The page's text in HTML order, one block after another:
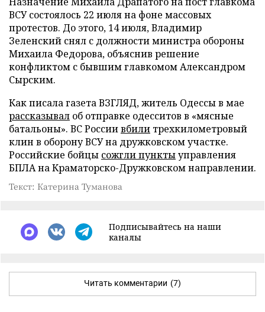
ВСУ состоялось 22 июля на фоне массовых
протестов. До этого, 14 июля, Владимир
Зеленский снял с должности министра обороны
Михаила Федорова, объяснив решение
конфликтом с бывшим главкомом Александром
Сырским.
Как писала газета ВЗГЛЯД, житель Одессы в мае
рассказывал об отправке одесситов в «мясные
батальоны». ВС Россиивбили трехкилометровый
клин в оборону ВСУ на дружковском участке.
Российские бойцы сожгли пунктыуправления
БПЛА на Краматорско-Дружковском направлении.
Текст: Катерина Туманова
Подписывайтесь на наши
каналы
Читать комментарии (7)